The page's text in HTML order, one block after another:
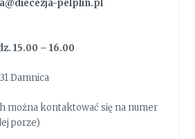
pelplin.pl
15.00 – 16.00
Damnica
można kontaktować się na numer
porze)